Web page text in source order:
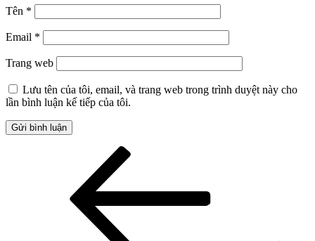
Tên *
Email *
Trang web
Lưu tên của tôi, email, và trang web trong trình duyệt này cho
lần bình luận kế tiếp của tôi.